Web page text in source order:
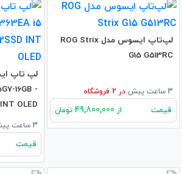
لپ‌تاپ ایسوس مدل ROG Strix
G15 G513RC
3 ساعت پیش در فروشگاه
قیمت از تومان
16GB -
OLED
3 ساعت پیش
قیمت